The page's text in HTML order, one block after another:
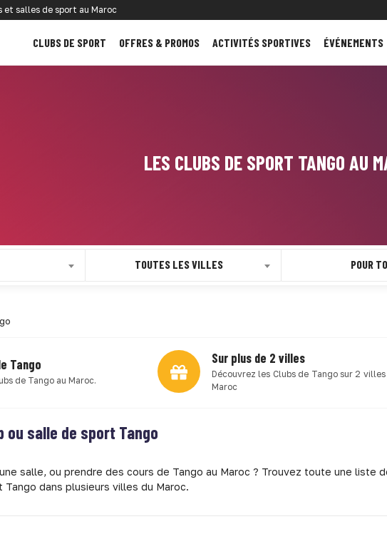
et salles de sport au Maroc
CLUBS DE SPORT OFFRES & PROMOS ACTIVITÉS SPORTIVES ÉVÉNEMENTS
LES CLUBS DE SPORT TANGO AU
TOUTES LES VILLES POUR
Tango
de Tango au Maroc.
Sur plus de 2 villes
Découvrez les Clubs de Tango sur 2 villes
Maroc
ou salle de sport Tango
salle, ou prendre des cours de Tango au Maroc ? Trouvez toute une liste
dans plusieurs villes du Maroc.